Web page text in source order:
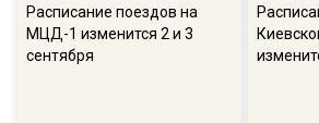
Расписание поездов на
МЦД-1 изменится 2 и 3
сентября